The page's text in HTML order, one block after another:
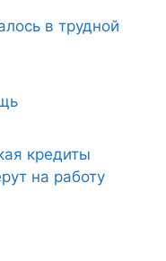
в трудной
кредиты
на работу